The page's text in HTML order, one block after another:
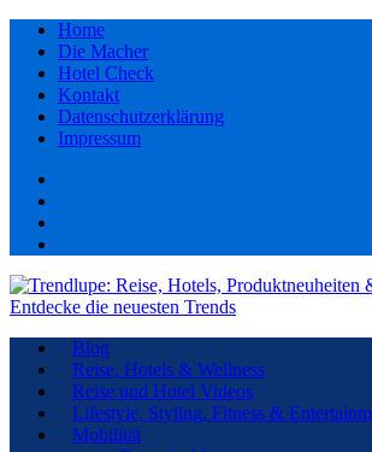
Home
Die Macher
Hotel Check
Kontakt
Datenschutzerklärung
Impressum
Blog
Reise, Hotels & Wellness
Reise und Hotel Videos
Lifestyle, Styling, Fitness &
Mobilität